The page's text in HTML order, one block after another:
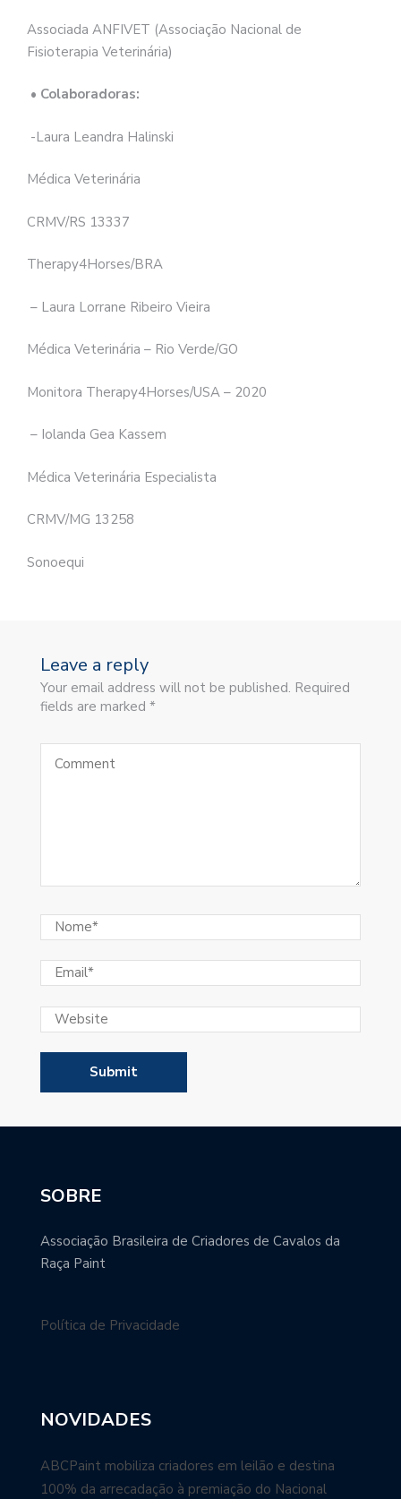
Associada ANFIVET (Associação Nacional de
Fisioterapia Veterinária)
• Colaboradoras:
-Laura Leandra Halinski
Médica Veterinária
CRMV/RS 13337
Therapy4Horses/BRA
– Laura Lorrane Ribeiro Vieira
Médica Veterinária – Rio Verde/GO
Monitora Therapy4Horses/USA – 2020
– Iolanda Gea Kassem
Médica Veterinária Especialista
CRMV/MG 13258
Sonoequi
Leave a reply
Your email address will not be published. Required
fields are marked *
SOBRE
Associação Brasileira de Criadores de Cavalos da
Raça Paint
Política de Privacidade
NOVIDADES
ABCPaint mobiliza criadores em leilão e destina
100% da arrecadação à premiação do Nacional